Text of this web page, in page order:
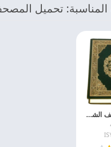
المناسبة: تحميل
تحميل المصحف الشريف كامل بدون نت 2024 Al Mushaf Alsharif اخر اصدار